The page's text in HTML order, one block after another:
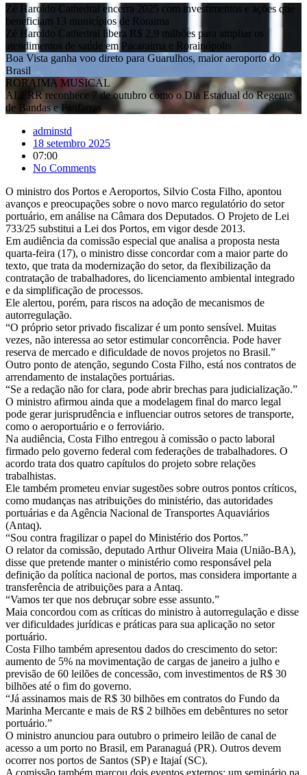
Zé Haroldo Cathedral encerra 2025 com investimentos e ações que
beneficiam 13 municípios de Roraima
Zé Haroldo Cathedral libera R$ 2,9 milhões para ampliar os
atendimentos de saúde em Pacaraima e Rorainópolis
Boa Vista ganha voo direto para Guarulhos, maior aeroporto do
Brasil
RORAIMA MUSICAL
ALERR reconhece 7 de outubro como o Dia Estadual do Regente
de Bandas e Fanfarras
adminstd
18 setembro 2025
07:00
No Comments
O ministro dos Portos e Aeroportos, Silvio Costa Filho, apontou
avanços e preocupações sobre o novo marco regulatório do setor
portuário, em análise na Câmara dos Deputados. O Projeto de Lei
733/25 substitui a Lei dos Portos, em vigor desde 2013.
Em audiência da comissão especial que analisa a proposta nesta
quarta-feira (17), o ministro disse concordar com a maior parte do
texto, que trata da modernização do setor, da flexibilização da
contratação de trabalhadores, do licenciamento ambiental integrado
e da simplificação de processos.
Ele alertou, porém, para riscos na adoção de mecanismos de
autorregulação.
“O próprio setor privado fiscalizar é um ponto sensível. Muitas
vezes, não interessa ao setor estimular concorrência. Pode haver
reserva de mercado e dificuldade de novos projetos no Brasil.”
Outro ponto de atenção, segundo Costa Filho, está nos contratos de
arrendamento de instalações portuárias.
“Se a redação não for clara, pode abrir brechas para judicialização.”
O ministro afirmou ainda que a modelagem final do marco legal
pode gerar jurisprudência e influenciar outros setores de transporte,
como o aeroportuário e o ferroviário.
Na audiência, Costa Filho entregou à comissão o pacto laboral
firmado pelo governo federal com federações de trabalhadores. O
acordo trata dos quatro capítulos do projeto sobre relações
trabalhistas.
Ele também prometeu enviar sugestões sobre outros pontos críticos,
como mudanças nas atribuições do ministério, das autoridades
portuárias e da Agência Nacional de Transportes Aquaviários
(Antaq).
“Sou contra fragilizar o papel do Ministério dos Portos.”
O relator da comissão, deputado Arthur Oliveira Maia (União-BA),
disse que pretende manter o ministério como responsável pela
definição da política nacional de portos, mas considera importante a
transferência de atribuições para a Antaq.
“Vamos ter que nos debruçar sobre esse assunto.”
Maia concordou com as críticas do ministro à autorregulação e disse
ver dificuldades jurídicas e práticas para sua aplicação no setor
portuário.
Costa Filho também apresentou dados do crescimento do setor:
aumento de 5% na movimentação de cargas de janeiro a julho e
previsão de 60 leilões de concessão, com investimentos de R$ 30
bilhões até o fim do governo.
“Já assinamos mais de R$ 30 bilhões em contratos do Fundo da
Marinha Mercante e mais de R$ 2 bilhões em debêntures no setor
portuário.”
O ministro anunciou para outubro o primeiro leilão de canal de
acesso a um porto no Brasil, em Paranaguá (PR). Outros devem
ocorrer nos portos de Santos (SP) e Itajaí (SC).
A comissão também marcou dois eventos externos: um seminário na